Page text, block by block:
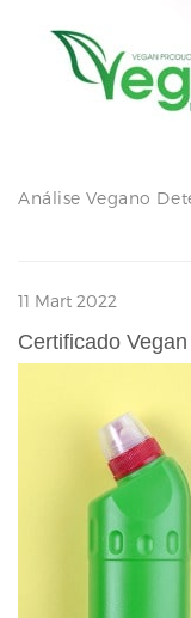
Análise Vegano
11 Mart 2022
Certificado